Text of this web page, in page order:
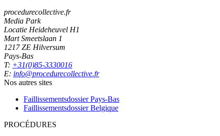
procedurecollective.fr
Media Park
Locatie Heideheuvel H1
Mart Smeetslaan 1
1217 ZE Hilversum
Pays-Bas
T: +31(0)85-3330016
E: info@procedurecollective.fr
Nos autres sites
Faillissementsdossier Pays-Bas
Faillissementsdossier Belgique
PROCÉDURES